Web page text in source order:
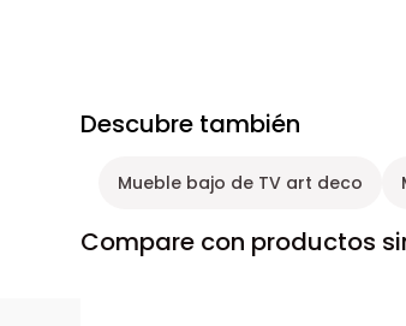
Descubre también
Mueble bajo de TV art deco
Compare con productos